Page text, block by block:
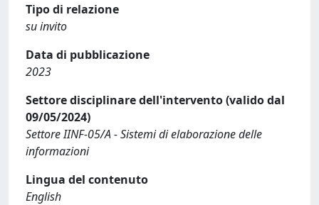
Tipo di relazione
su invito
Data di pubblicazione
2023
Settore disciplinare dell'intervento (valido dal
09/05/2024)
Settore IINF-05/A - Sistemi di elaborazione delle
informazioni
Lingua del contenuto
English